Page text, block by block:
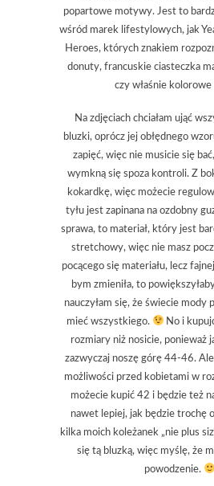
popartowe motywy. Jest to
wśród marek lifestylowych, jak
Heroes, których znakiem
donuty, francuskie ciasteczka
czy właśnie kolorowe
Na zdjęciach chciałam ująć
bluzki, oprócz jej obłędnego
zapięć, więc nie musicie się
wymkną się spoza kontroli. Z
kokardkę, więc możecie
tyłu jest zapinana na ozdobny
sprawa, to materiał, który jest
stretchowy, więc nie masz
pocącego się materiału, lecz
bym zmieniła, to
nauczyłam się, że świecie mody
mieć wszystkiego.
No i
rozmiary niż nosicie, ponieważ
zazwyczaj noszę górę 44-46.
możliwości przed kobietami w
możecie kupić 42 i będzie też
nawet lepiej, jak będzie trochę
kilka moich koleżanek „nie plus
się tą bluzką, więc myślę, że
powodzenie.